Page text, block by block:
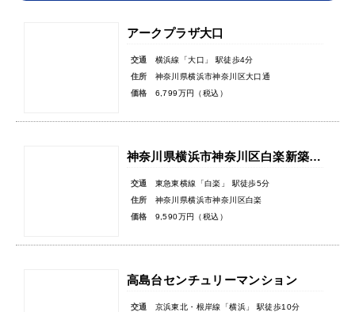
アークプラザ大口
交通
横浜線「大口」 駅徒歩4分
住所
神奈川県横浜市神奈川区大口通
価格
6,799万円（税込）
神奈川県横浜市神奈川区白楽新築戸建
交通
東急東横線「白楽」 駅徒歩5分
住所
神奈川県横浜市神奈川区白楽
価格
9,590万円（税込）
高島台センチュリーマンション
交通
京浜東北・根岸線「横浜」 駅徒歩10分